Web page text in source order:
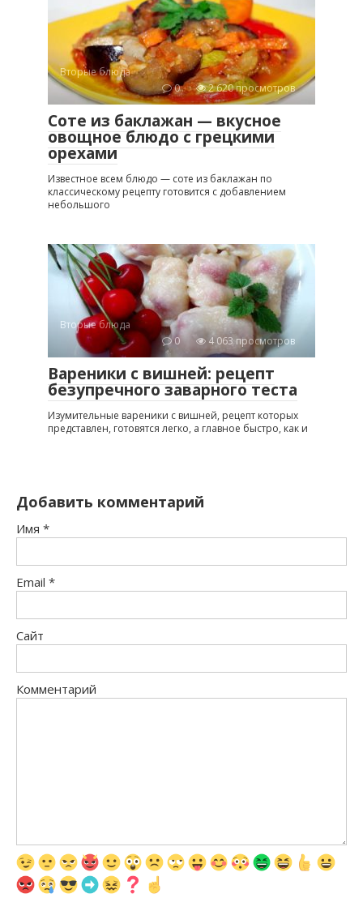
Вторые блюда
0
2 620 просмотров
Соте из баклажан — вкусное
овощное блюдо с грецкими
орехами
Известное всем блюдо — соте из баклажан по
классическому рецепту готовится с добавлением
небольшого
Вторые блюда
0
4 063 просмотров
Вареники с вишней: рецепт
безупречного заварного теста
Изумительные вареники с вишней, рецепт которых
представлен, готовятся легко, а главное быстро, как и
Добавить комментарий
Имя *
Email *
Сайт
Комментарий